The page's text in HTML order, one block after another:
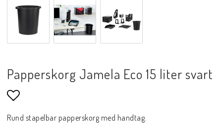
Papperskorg Jamela Eco 15 liter svart
Lägg till i favoritlistan
Rund stapelbar papperskorg med handtag.